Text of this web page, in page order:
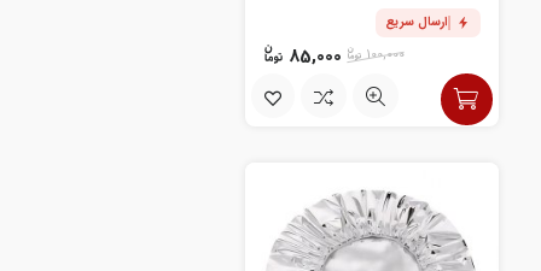
ارسال سریع
100,000
85,000